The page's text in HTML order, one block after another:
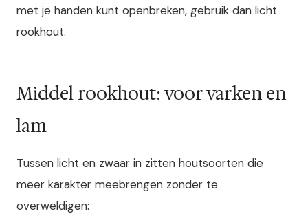
met je handen kunt openbreken, gebruik dan licht
rookhout.
Middel rookhout: voor varken en
lam
Tussen licht en zwaar in zitten houtsoorten die
meer karakter meebrengen zonder te
overweldigen: